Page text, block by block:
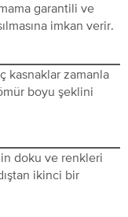
garantili ve
imkan verir.
kasnaklar zamanla
boyu şeklini
doku ve renkleri
ikinci bir